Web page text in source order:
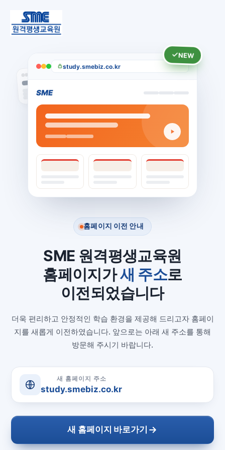
홈페이지 이전 안내
SME 원격평생교육원
홈페이지가새 주소로
이전되었습니다
더욱 편리하고 안정적인 학습 환경을 제공해 드리고자 홈페이
지를 새롭게 이전하였습니다. 앞으로는 아래 새 주소를 통해
방문해 주시기 바랍니다.
새 홈페이지 주소
study.smebiz.co.kr
새 홈페이지 바로가기
NEW
study.smebiz.co.kr
SME